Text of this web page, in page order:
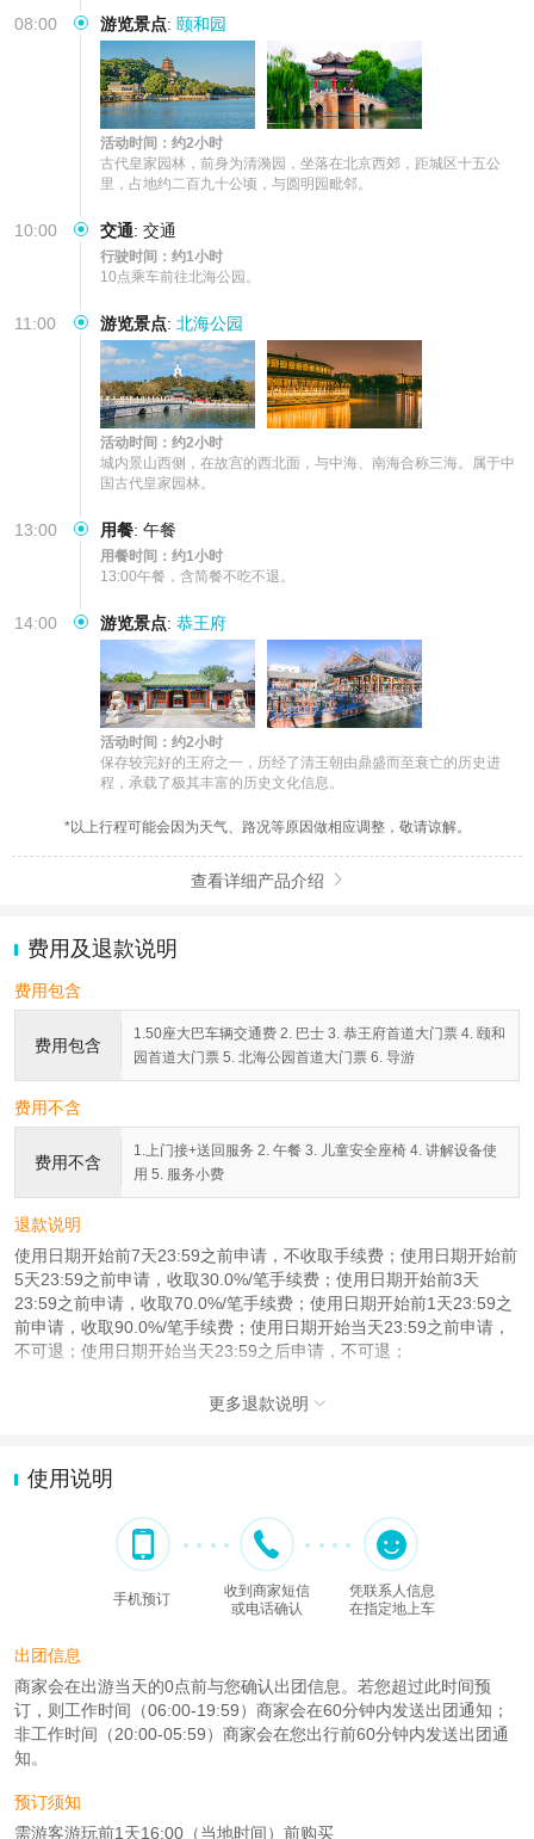
08:00 游览景点: 颐和园
活动时间：约2小时
古代皇家园林，前身为清漪园，坐落在北京西郊，距城区十五公
里，占地约二百九十公顷，与圆明园毗邻。
10:00 交通: 交通
行驶时间：约1小时
10点乘车前往北海公园。
11:00 游览景点: 北海公园
活动时间：约2小时
城内景山西侧，在故宫的西北面，与中海、南海合称三海。属于中
国古代皇家园林。
13:00 用餐: 午餐
用餐时间：约1小时
13:00午餐，含简餐不吃不退。
14:00 游览景点: 恭王府
活动时间：约2小时
保存较完好的王府之一，历经了清王朝由鼎盛而至衰亡的历史进
程，承载了极其丰富的历史文化信息。
*以上行程可能会因为天气、路况等原因做相应调整，敬请谅解。
查看详细产品介绍 
费用及退款说明
费用包含
费用包含
1.50座大巴车辆交通费 2. 巴士 3. 恭王府首道大门票 4. 颐和
园首道大门票 5. 北海公园首道大门票 6. 导游
费用不含
费用不含
1.上门接+送回服务 2. 午餐 3. 儿童安全座椅 4. 讲解设备使
用 5. 服务小费
退款说明
使用日期开始前7天23:59之前申请，不收取手续费；使用日期开始前
5天23:59之前申请，收取30.0%/笔手续费；使用日期开始前3天
23:59之前申请，收取70.0%/笔手续费；使用日期开始前1天23:59之
前申请，收取90.0%/笔手续费；使用日期开始当天23:59之前申请，
不可退；使用日期开始当天23:59之后申请，不可退；
更多退款说明 
使用说明
手机预订
收到商家短信
或电话确认
凭联系人信息
在指定地上车
出团信息
商家会在出游当天的0点前与您确认出团信息。若您超过此时间预
订，则工作时间（06:00-19:59）商家会在60分钟内发送出团通知；
非工作时间（20:00-05:59）商家会在您出行前60分钟内发送出团通
知。
预订须知
需游客游玩前1天16:00（当地时间）前购买